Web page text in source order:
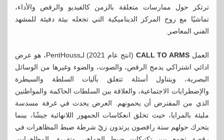
ترتكز حول ممارسات متعلقة بالزمن كالفيديو والرقص والأداء،
تماشيًا مع روح المركز الديناميكية التي تجعله بيئة دفيئة للمشهد
الفني المعاصر.
العملCALL TO ARMS
(انتج عام 2021) لـPentHouss، هو عرض
ادائي اشتراكي يدمج الرقص، والصوت، والضوء وغيرها من الوسائل
البصرية، ويتناول أسئلة تتعلق بآليات السلطة والسيطرة
والإضطرابات الاجتماعية، والعلاقة بين السلطات الحاكمة والمواطنين
الذي من المفترض أن يحمونهم. العرض يحدث في غرفة مسدسة
مليئة بالمرايا، حيث تخلق انعكاسات الجمهور اللانهائية جيشًا، بينما
يتحرك حولهم ستة راقصون يرتدون زيّ شرطة ضبط المظاهرات في